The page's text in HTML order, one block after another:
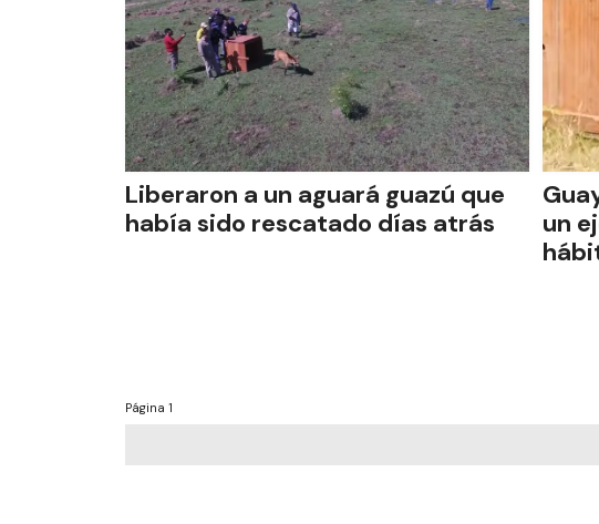
Liberaron a un aguará guazú que
había sido rescatado días atrás
un
Página 1